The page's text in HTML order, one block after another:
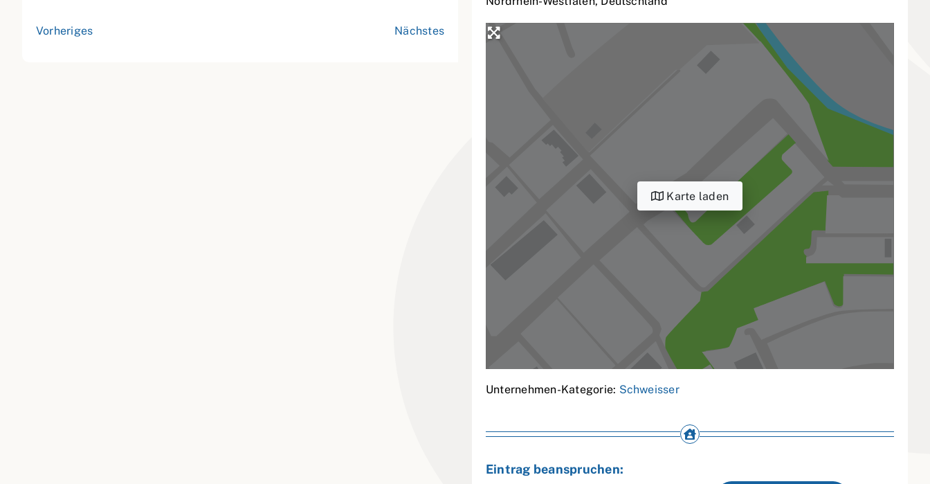
Vorheriges Nächstes
Karte laden
Unternehmen-Kategorie: Schweisser
Eintrag beanspruchen: